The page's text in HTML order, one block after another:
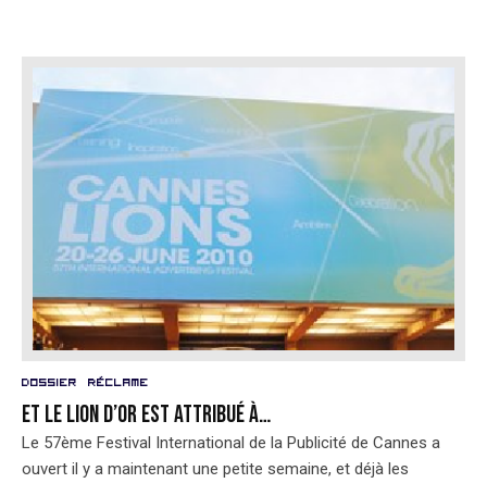
Dossier Réclame
Et le Lion d’Or est attribué à…
Le 57ème Festival International de la Publicité de Cannes a
ouvert il y a maintenant une petite semaine, et déjà les